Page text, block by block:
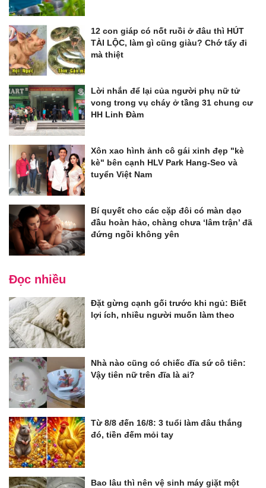
12 con giáp có nốt ruồi ở đâu thì HÚT
TÀI LỘC, làm gì cũng giàu? Chớ tẩy đi
mà thiệt
Lời nhắn để lại của người phụ nữ tử
vong trong vụ cháy ở tầng 31 chung cư
HH Linh Đàm
Xôn xao hình ảnh cô gái xinh đẹp "kè
kè" bên cạnh HLV Park Hang-Seo và
tuyển Việt Nam
Bí quyết cho các cặp đôi có màn dạo
đầu hoàn hảo, chàng chưa ‘lâm trận’ đã
đứng ngồi không yên
Đọc nhiều
Đặt gừng cạnh gối trước khi ngủ: Biết
lợi ích, nhiều người muốn làm theo
Nhà nào cũng có chiếc đĩa sứ cô tiên:
Vậy tiên nữ trên đĩa là ai?
Từ 8/8 đến 16/8: 3 tuổi làm đâu thắng
đó, tiền đếm mỏi tay
Bao lâu thì nên vệ sinh máy giặt một